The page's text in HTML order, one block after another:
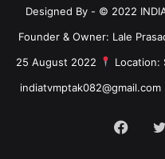
Designed By - © 2022
Founder & Owner: Lale
25 August 2022
Location:
indiatvmptak082@gmail.com